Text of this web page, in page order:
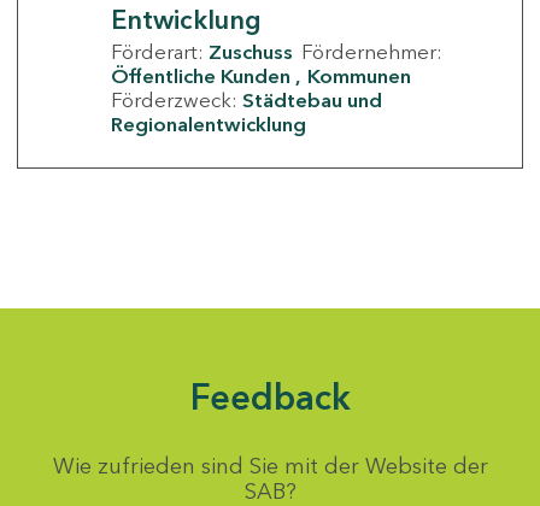
Entwicklung
Förderart: Zuschuss Fördernehmer:
Öffentliche Kunden
Kommunen
Förderzweck: Städtebau und
Regionalentwicklung
Feedback
Wie zufrieden sind Sie mit der Website der
SAB?